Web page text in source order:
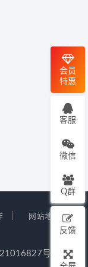
网站地图
号-5
会员
特惠
客服
微信
Q群
反馈